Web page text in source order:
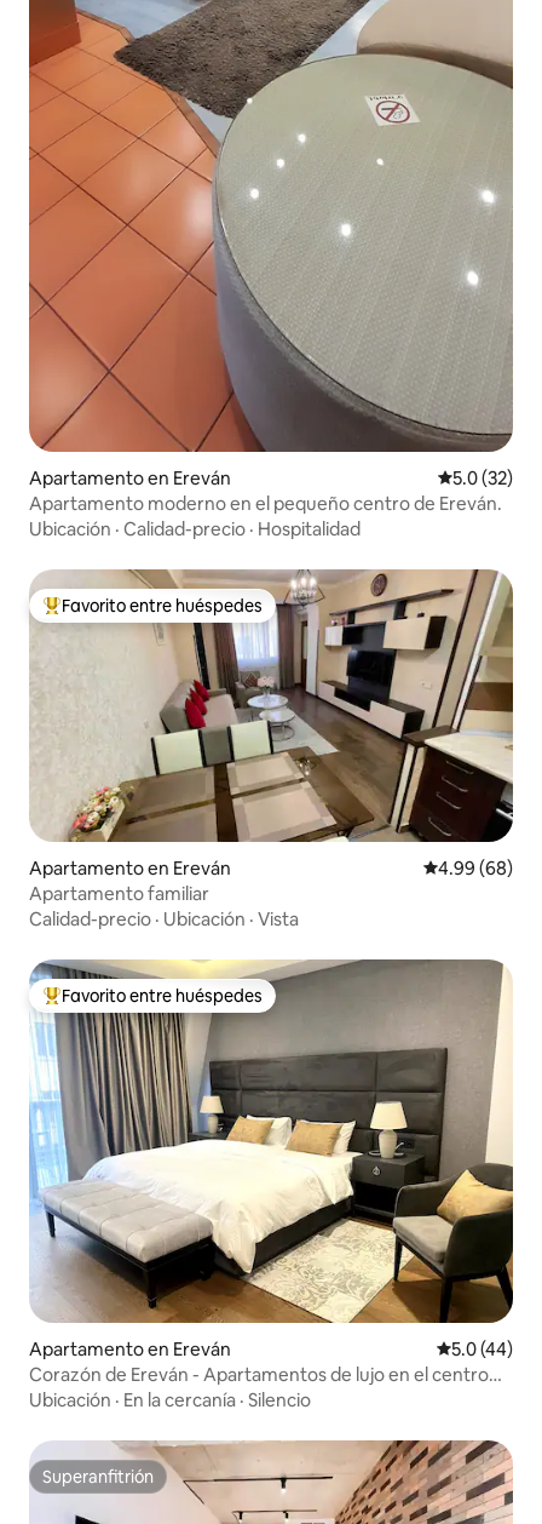
Apartamento en Ereván Calificación
5.0 (32)
Apartamento moderno en el pequeño centro de Ereván.
Ubicación · Calidad-precio · Hospitalidad
Favorito entre huéspedes preferido
Favorito entre huéspedes
Apartamento en Ereván Calificación
4.99 (68)
Apartamento familiar
Calidad-precio · Ubicación · Vista
Favorito entre huéspedes preferido
Favorito entre huéspedes
Apartamento en Ereván Calificación
5.0 (44)
Corazón de Ereván - Apartamentos de lujo en el centro
de la ciudad
Ubicación · En la cercanía · Silencio
Superanfitrión
Superanfitrión